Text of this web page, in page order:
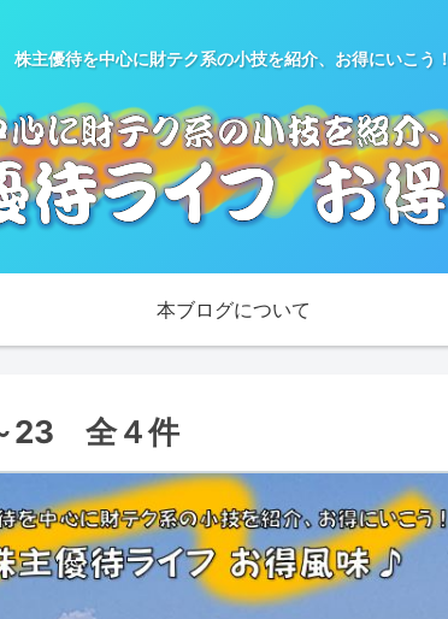
株主優待を中心に財テク系の小技を紹介、お得にいこう！
本ブログについて
23 全４件